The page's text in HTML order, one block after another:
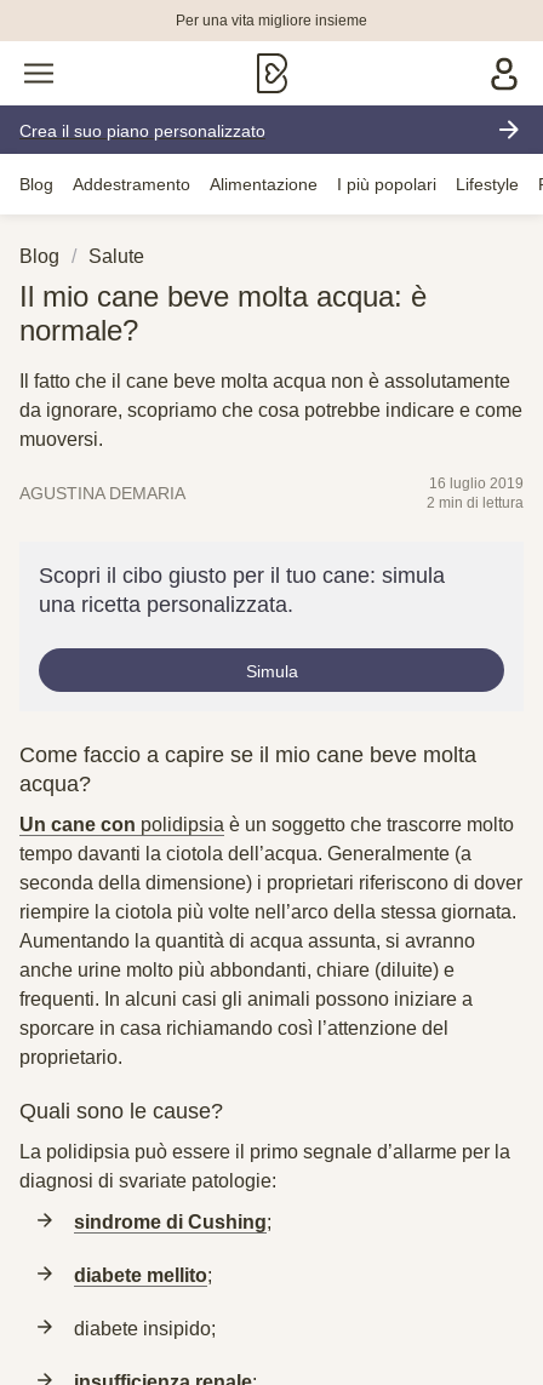
Per una vita migliore insieme
Crea il suo piano personalizzato
Blog Addestramento Alimentazione I più popolari Lifestyle
Blog Salute
Il mio cane beve molta acqua: è
normale?
Il fatto che il cane beve molta acqua non è assolutamente
da ignorare, scopriamo che cosa potrebbe indicare e come
muoversi.
AGUSTINA DEMARIA
16 luglio 2019
2 min di lettura
Scopri il cibo giusto per il tuo cane: simula
una ricetta personalizzata.
Simula
Come faccio a capire se il mio cane beve molta
acqua?
Un cane con polidipsia è un soggetto che trascorre molto
tempo davanti la ciotola dell’acqua. Generalmente (a
seconda della dimensione) i proprietari riferiscono di dover
riempire la ciotola più volte nell’arco della stessa giornata.
Aumentando la quantità di acqua assunta, si avranno
anche urine molto più abbondanti, chiare (diluite) e
frequenti. In alcuni casi gli animali possono iniziare a
sporcare in casa richiamando così l’attenzione del
proprietario.
Quali sono le cause?
La polidipsia può essere il primo segnale d’allarme per la
diagnosi di svariate patologie:
sindrome di Cushing;
diabete mellito;
diabete insipido;